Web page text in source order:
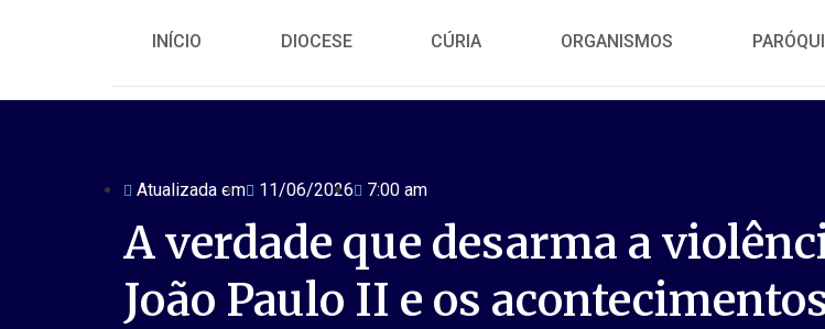
INÍCIO DIOCESE CÚRIA ORGANISMOS
Atualizada em 11/06/2026 7:00 am
A verdade que desarma a
João Paulo II e os